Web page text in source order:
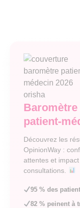
Baromètre
patient-
Découvrez les
OpinionWay :
attentes et
consultations.
95 % des
82 % peinent à